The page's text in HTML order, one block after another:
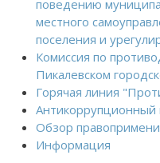
поведению
местного
поселения и
Комиссия по
Пикалевском
Горячая линия
Антикоррупционный
Обзор
Информация